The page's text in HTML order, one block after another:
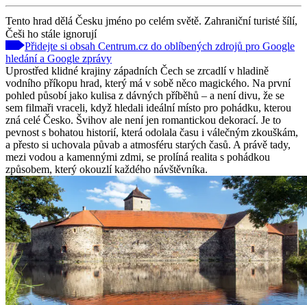
Tento hrad dělá Česku jméno po celém světě. Zahraniční turisté šílí,
Češi ho stále ignorují
Přidejte si obsah Centrum.cz do oblíbených zdrojů pro Google
hledání a Google zprávy
Uprostřed klidné krajiny západních Čech se zrcadlí v hladině
vodního příkopu hrad, který má v sobě něco magického. Na první
pohled působí jako kulisa z dávných příběhů – a není divu, že se
sem filmaři vraceli, když hledali ideální místo pro pohádku, kterou
zná celé Česko. Švihov ale není jen romantickou dekorací. Je to
pevnost s bohatou historií, která odolala času i válečným zkouškám,
a přesto si uchovala půvab a atmosféru starých časů. A právě tady,
mezi vodou a kamennými zdmi, se prolíná realita s pohádkou
způsobem, který okouzlí každého návštěvníka.